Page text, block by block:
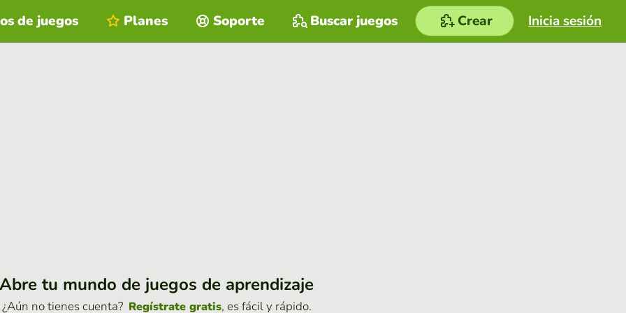
Inicia sesión
de juegos Planes Soporte Buscar juegos Crear
Abre tu mundo de juegos de aprendizaje
¿Aún no tienes cuenta? Regístrate gratis, es fácil y rápido.